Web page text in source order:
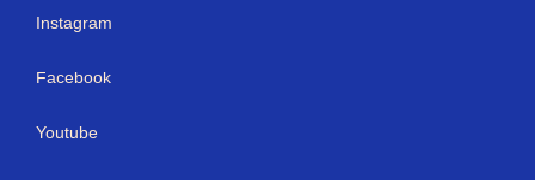
Instagram
Facebook
Youtube